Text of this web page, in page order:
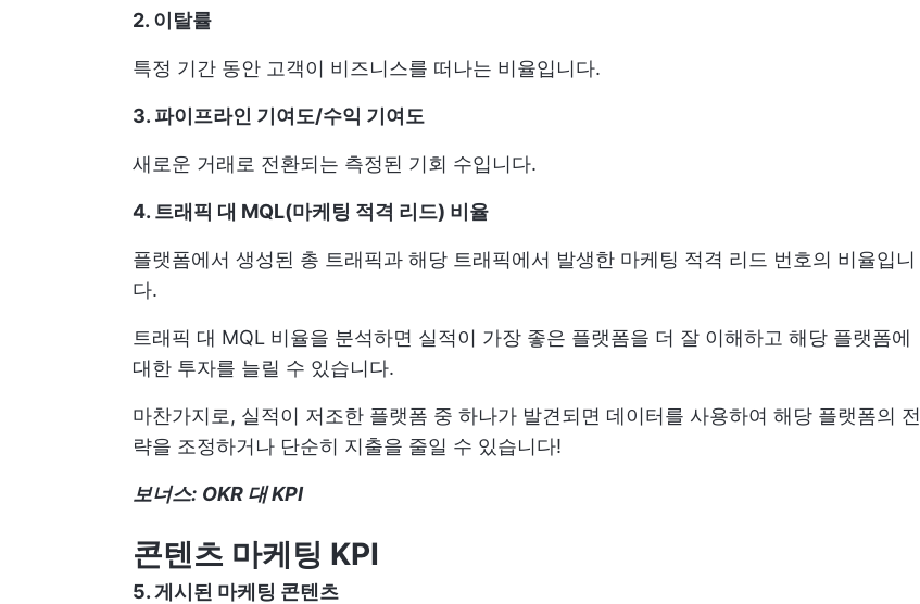
2. 이탈률
특정 기간 동안 고객이 비즈니스를 떠나는 비율입니다.
3. 파이프라인 기여도/수익 기여도
새로운 거래로 전환되는 측정된 기회 수입니다.
4. 트래픽 대 MQL(마케팅 적격 리드) 비율
플랫폼에서 생성된 총 트래픽과 해당 트래픽에서 발생한 마케팅 적격 리드 번호의 비율입니
다.
트래픽 대 MQL 비율을 분석하면 실적이 가장 좋은 플랫폼을 더 잘 이해하고 해당 플랫폼에
대한 투자를 늘릴 수 있습니다.
마찬가지로, 실적이 저조한 플랫폼 중 하나가 발견되면 데이터를 사용하여 해당 플랫폼의 전
략을 조정하거나 단순히 지출을 줄일 수 있습니다!
보너스: OKR 대 KPI
콘텐츠 마케팅 KPI
5. 게시된 마케팅 콘텐츠